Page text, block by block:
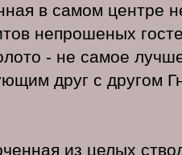
в самом центре
непрошеных
- не самое
друг с другом
из целых